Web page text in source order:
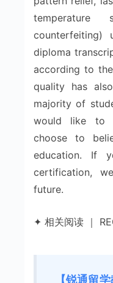
temperature
counterfeiting)
diploma
according to
quality has
majority of
would like to
choose to
education. If
certification,
future.
✦ 相关阅读 ｜
【锐通留学